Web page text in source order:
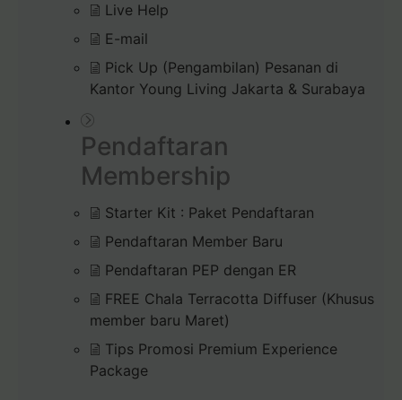
Live Help
E-mail
Pick Up (Pengambilan) Pesanan di
Kantor Young Living Jakarta & Surabaya
Pendaftaran
Membership
Starter Kit : Paket Pendaftaran
Pendaftaran Member Baru
Pendaftaran PEP dengan ER
FREE Chala Terracotta Diffuser (Khusus
member baru Maret)
Tips Promosi Premium Experience
Package